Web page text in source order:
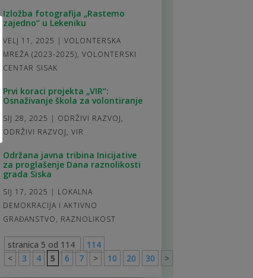
Izložba fotografija „Rastemo
zajedno“ u Lekeniku
VELJ 11, 2025 | VOLONTERSKA
MREŽA (2023-2025), VOLONTERSKI
CENTAR SISAK
Prvi koraci projekta „VIR“:
Osnaživanje škola za volontiranje
SIJ 28, 2025 | ODRŽIVI RAZVOJ,
ODRŽIVI RAZVOJ, VIR
Održana javna tribina Inicijative
za proglašenje Dana raznolikosti
grada Siska
SIJ 17, 2025 | LOKALNA
DEMOKRACIJA I AKTIVNO
GRAĐANSTVO, RAZNOLIKOST
stranica 5 od 114
114
<
3 4 5 6 7 > 10 20 30 >